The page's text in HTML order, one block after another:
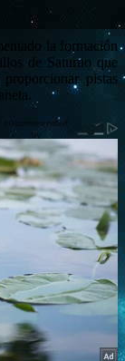
la formación
de Saturno que
pistas